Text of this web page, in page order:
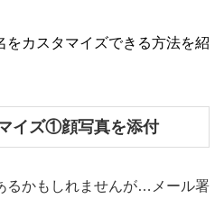
をカスタマイズできる方法を紹
イズ①顔写真を添付
るかもしれませんが…メール署